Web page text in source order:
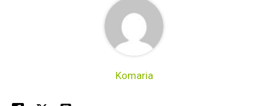
Komaria